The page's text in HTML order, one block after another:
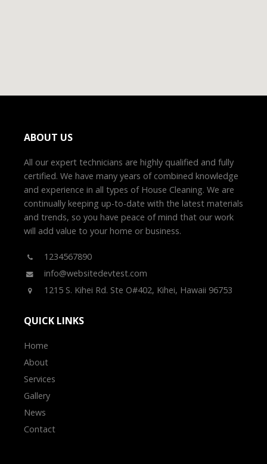
ABOUT US
All our expert technicians are highly qualified and fully
certified. We have many years of combined knowledge
and experience in all types of House Cleaning. We are
continually keeping up-to-date with the latest materials
and trends, so you have peace of mind that our work
will add value to your home or business.
1234567890
info@websitedevtest.com
1215 S. Kihei Rd. Ste O#402, Kihei, Hawaii 96753
QUICK LINKS
Home
About
Services
Gallery
News
Contact